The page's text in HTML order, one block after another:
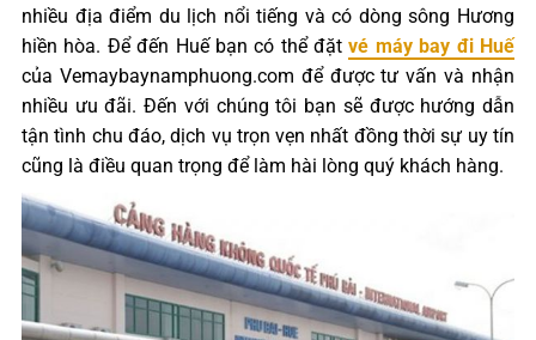
nhiều địa điểm du lịch nổi tiếng và có dòng sông Hương
hiền hòa. Để đến Huế bạn có thể đặtvé máy bay đi Huế
của Vemaybaynamphuong.com để được tư vấn và nhận
nhiều ưu đãi. Đến với chúng tôi bạn sẽ được hướng dẫn
tận tình chu đáo, dịch vụ trọn vẹn nhất đồng thời sự uy tín
cũng là điều quan trọng để làm hài lòng quý khách hàng.